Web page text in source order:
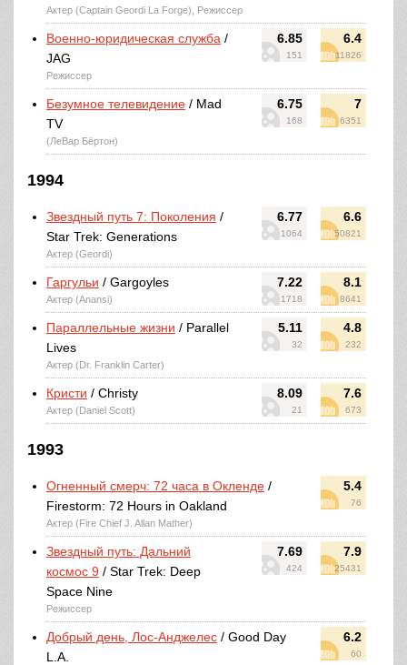
Актер (Captain Geordi La Forge), Режиссер
6.85
151
6.4
11826
Военно-юридическая служба /
JAG
Режиссер
6.75
168
7
6351
Безумное телевидение / Mad
TV
(ЛеВар Бёртон)
1994
6.77
1064
6.6
50821
Звездный путь 7: Поколения /
Star Trek: Generations
Актер (Geordi)
7.22
1718
8.1
8641
Гаргульи / Gargoyles
Актер (Anansi)
5.11
32
4.8
232
Параллельные жизни / Parallel
Lives
Актер (Dr. Franklin Carter)
8.09
21
7.6
673
Кристи / Christy
Актер (Daniel Scott)
1993
5.4
76
Огненный смерч: 72 часа в Окленде /
Firestorm: 72 Hours in Oakland
Актер (Fire Chief J. Allan Mather)
7.69
424
7.9
25431
Звездный путь: Дальний
космос 9 / Star Trek: Deep
Space Nine
Режиссер
6.2
60
Добрый день, Лос-Анджелес / Good Day
L.A.